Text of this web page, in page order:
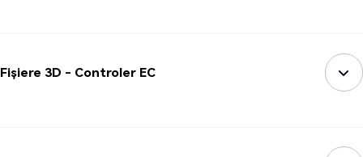
Fișiere 3D - Controler EC